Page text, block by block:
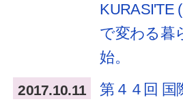
KURASI'TE
で変わる暮
始。
2017.10.11
第４４回 国